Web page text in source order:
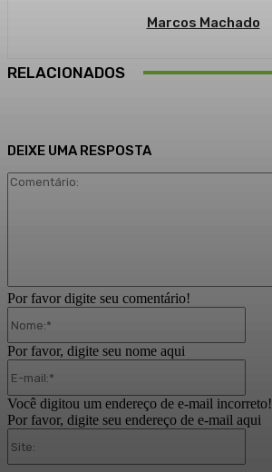
Marcos Machado
RELACIONADOS
DEIXE UMA RESPOSTA
Por favor digite seu comentário!
Por favor, digite seu nome aqui
Você digitou um endereço de e-mail incorreto!
Por favor, digite seu endereço de e-mail aqui